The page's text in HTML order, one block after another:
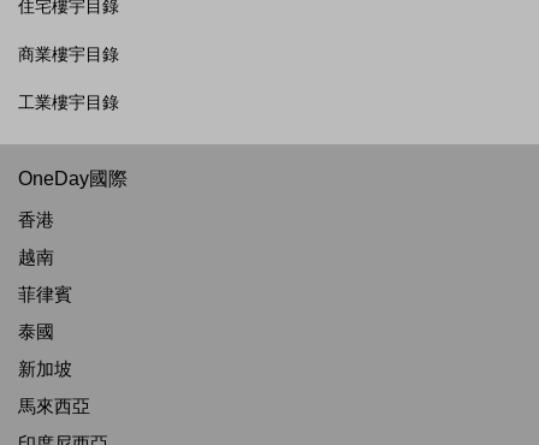
住宅樓宇目錄
商業樓宇目錄
工業樓宇目錄
OneDay國際
香港
越南
菲律賓
泰國
新加坡
馬來西亞